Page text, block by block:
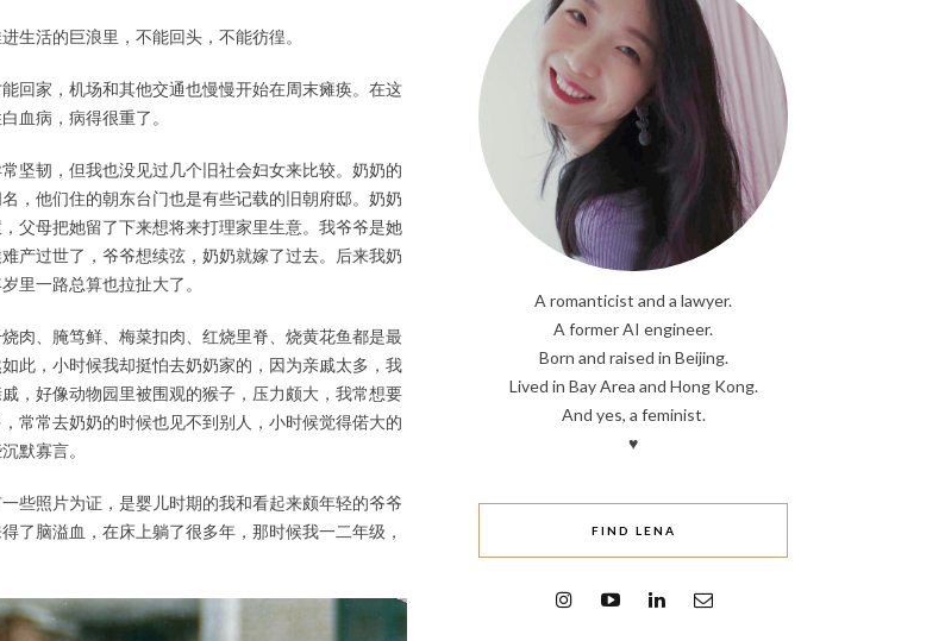
生活的巨浪里，不能回头，不能彷徨。
回家，机场和其他交通也慢慢开始在周末瘫痪。在这
血病，病得很重了。
坚韧，但我也没见过几个旧社会妇女来比较。奶奶的
，他们住的朝东台门也是有些记载的旧朝府邸。奶奶
父母把她留了下来想将来打理家里生意。我爷爷是她
产过世了，爷爷想续弦，奶奶就嫁了过去。后来我奶
里一路总算也拉扯大了。
肉、腌笃鲜、梅菜扣肉、红烧里脊、烧黄花鱼都是最
此，小时候我却挺怕去奶奶家的，因为亲戚太多，我
，好像动物园里被围观的猴子，压力颇大，我常想要
常常去奶奶的时候也见不到别人，小时候觉得偌大的
默寡言。
些照片为证，是婴儿时期的我和看起来颇年轻的爷爷
了脑溢血，在床上躺了很多年，那时候我一二年级，
A romanticist and a lawyer.
A former AI engineer.
Born and raised in Beijing.
Lived in Bay Area and Hong Kong.
And yes, a feminist.
♥
FIND LENA